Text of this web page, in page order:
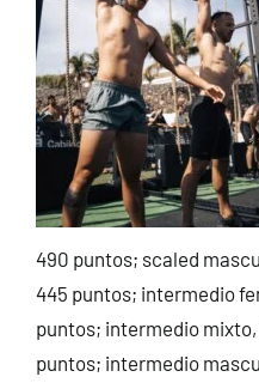
490 puntos; scaled
445 puntos; intermedio
puntos; intermedio
puntos; intermedio